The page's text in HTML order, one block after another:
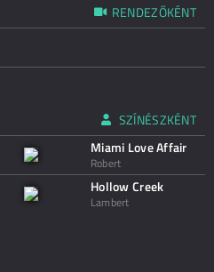
RENDEZŐKÉNT
SZÍNÉSZKÉNT
Miami Love Affair
Robert
Hollow Creek
Lambert